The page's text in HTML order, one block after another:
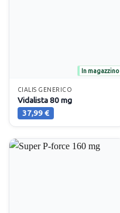
In magazzino
CIALIS GENERICO
Vidalista 80 mg
37,99€